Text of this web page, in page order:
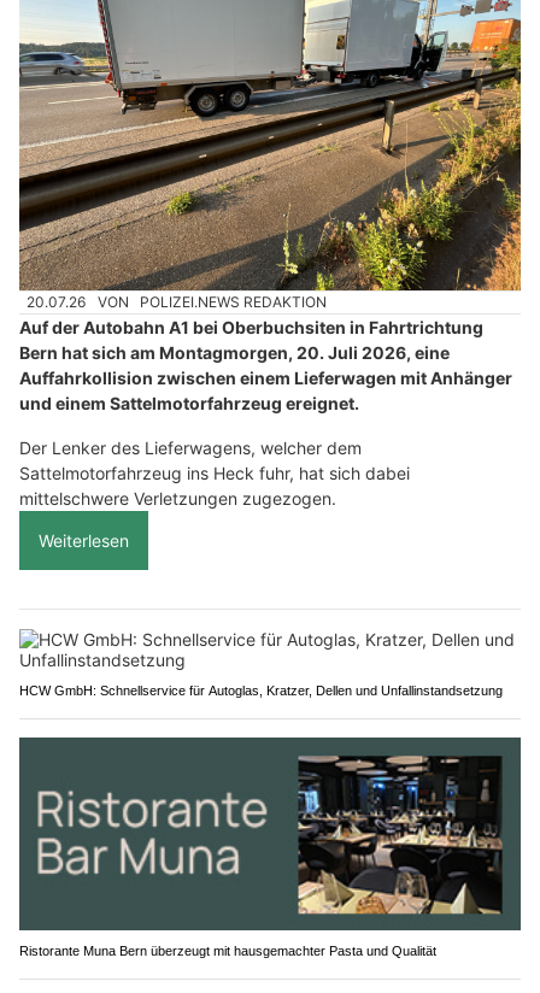
20.07.26 VON POLIZEI.NEWS REDAKTION
Auf der Autobahn A1 bei Oberbuchsiten in Fahrtrichtung
Bern hat sich am Montagmorgen, 20. Juli 2026, eine
Auffahrkollision zwischen einem Lieferwagen mit Anhänger
und einem Sattelmotorfahrzeug ereignet.
Der Lenker des Lieferwagens, welcher dem
Sattelmotorfahrzeug ins Heck fuhr, hat sich dabei
mittelschwere Verletzungen zugezogen.
Weiterlesen
HCW GmbH: Schnellservice für Autoglas, Kratzer, Dellen und Unfallinstandsetzung
Ristorante Muna Bern überzeugt mit hausgemachter Pasta und Qualität